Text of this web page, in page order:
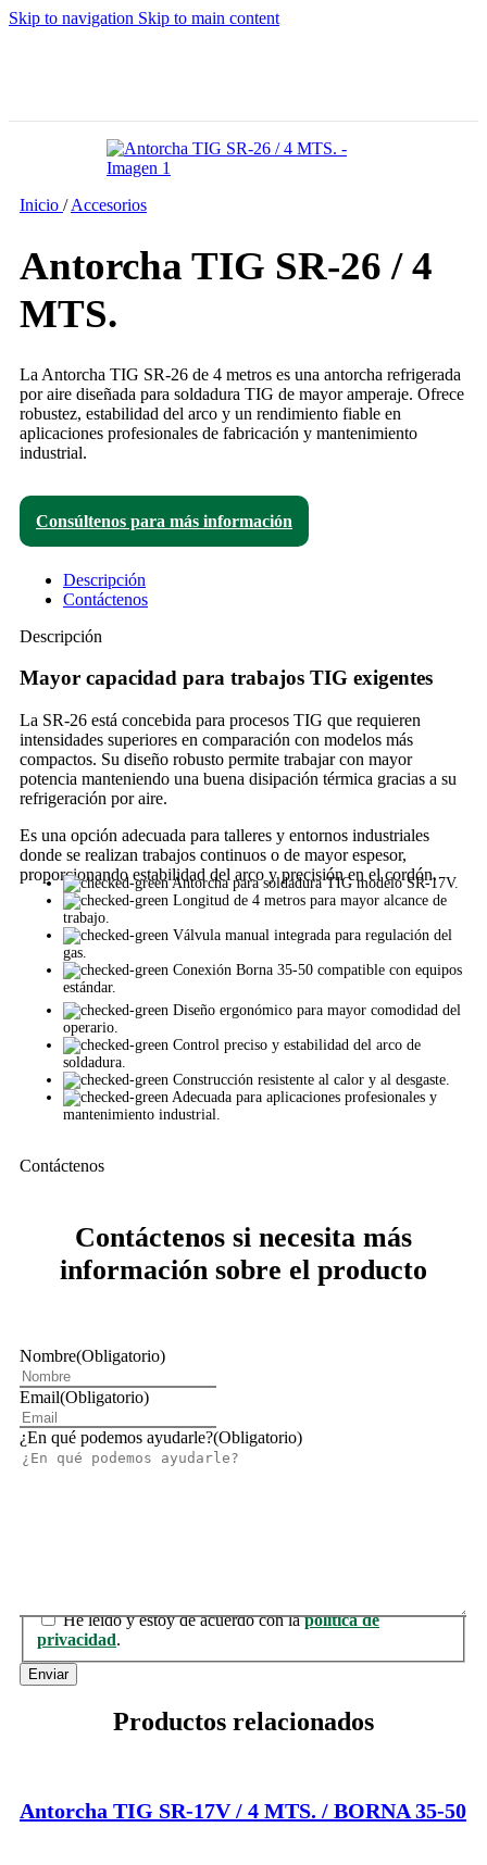
Skip to navigation Skip to main content
Inicio / Accesorios
Antorcha TIG SR-26 / 4
MTS.
La Antorcha TIG SR-26 de 4 metros es una antorcha refrigerada
por aire diseñada para soldadura TIG de mayor amperaje. Ofrece
robustez, estabilidad del arco y un rendimiento fiable en
aplicaciones profesionales de fabricación y mantenimiento
industrial.
Consúltenos para más información
Descripción
Contáctenos
Descripción
Mayor capacidad para trabajos TIG exigentes
La SR-26 está concebida para procesos TIG que requieren
intensidades superiores en comparación con modelos más
compactos. Su diseño robusto permite trabajar con mayor
potencia manteniendo una buena disipación térmica gracias a su
refrigeración por aire.
Es una opción adecuada para talleres y entornos industriales
donde se realizan trabajos continuos o de mayor espesor,
proporcionando estabilidad del arco y precisión en el cordón.
Antorcha para soldadura TIG modelo SR-17V.
Longitud de 4 metros para mayor alcance de
trabajo.
Válvula manual integrada para regulación del
gas.
Conexión Borna 35-50 compatible con equipos
estándar.
Diseño ergonómico para mayor comodidad del
operario.
Control preciso y estabilidad del arco de
soldadura.
Construcción resistente al calor y al desgaste.
Adecuada para aplicaciones profesionales y
mantenimiento industrial.
Contáctenos
Contáctenos si necesita más
información sobre el producto
Nombre(Obligatorio)
Email(Obligatorio)
¿En qué podemos ayudarle?(Obligatorio)
He leído y estoy de acuerdo con lapolítica de
privacidad.
Enviar
Productos relacionados
Antorcha TIG SR-17V / 4 MTS. / BORNA 35-50